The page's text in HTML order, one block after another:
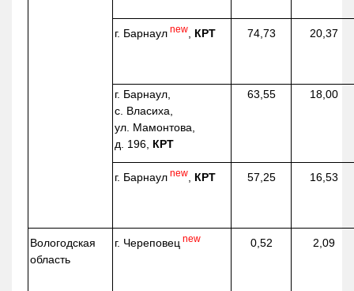
г. Барнаул new КРТ 74,73 20,37
г. Барнаул,
с. Власиха,
ул. Мамонтова,
д. 196, КРТ
63,55 18,00
г. Барнаул new КРТ 57,25 16,53
Вологодская
область
г. Череповец new 0,52 2,09